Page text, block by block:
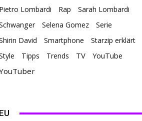
Lombardi
Rap
Sarah Lombardi
Selena Gomez
Serie
David
Smartphone
Starzip erklärt
Tipps Trends TV YouTube